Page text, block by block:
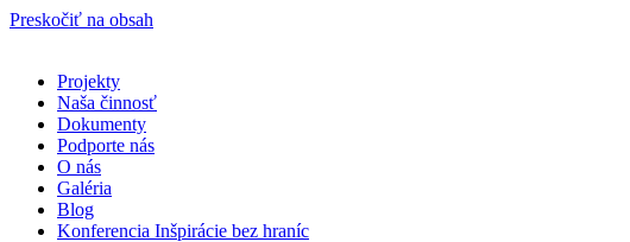
Preskočiť na obsah
Projekty
Naša činnosť
Dokumenty
Podporte nás
O nás
Galéria
Blog
Konferencia Inšpirácie bez hraníc